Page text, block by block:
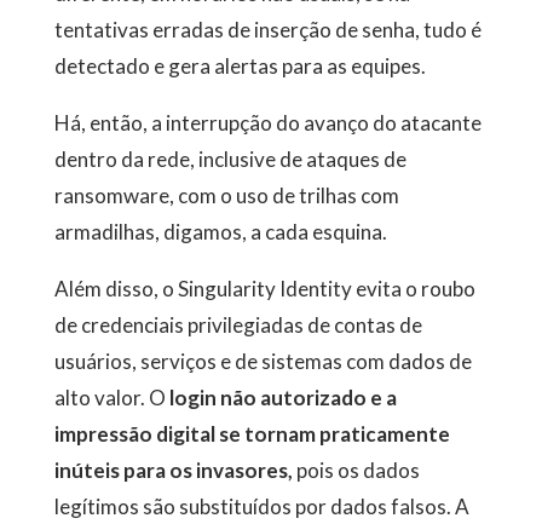
tentativas erradas de inserção de senha, tudo é
detectado e gera alertas para as equipes.
Há, então, a interrupção do avanço do atacante
dentro da rede, inclusive de ataques de
ransomware, com o uso de trilhas com
armadilhas, digamos, a cada esquina.
Além disso, o Singularity Identity evita o roubo
de credenciais privilegiadas de contas de
usuários, serviços e de sistemas com dados de
alto valor. O login não autorizado e a
impressão digital se tornam praticamente
inúteis para os invasores, pois os dados
legítimos são substituídos por dados falsos. A